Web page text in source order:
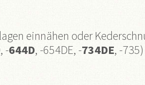
einnähen oder
-644D, -654DE, -734DE, -735)